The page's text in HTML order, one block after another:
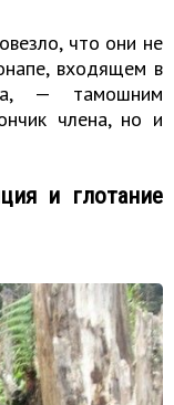
что они не
входящем в
— тамошним
члена, но и
и глотание